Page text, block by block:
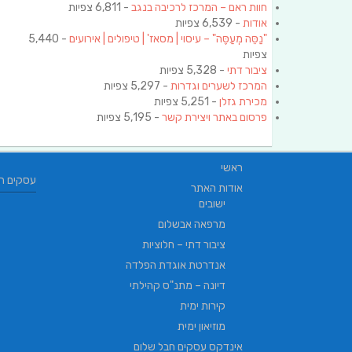
חוות ראם – המרכז לרכיבה בנגב - 6,811 צפיות
אודות - 6,539 צפיות
"נַסֵּה מְעַסֶּה" – עיסוי | מסאז' | טיפולים | אירועים
- 5,440
צפיות
ציבור דתי - 5,328 צפיות
המרכז לשערים וגדרות - 5,297 צפיות
מכירת גזלן - 5,251 צפיות
פרסום באתר ויצירת קשר - 5,195 צפיות
עסקים
ראשי
אודות האתר
ישובים
מרפאה אבשלום
ציבור דתי – חלוציות
אנדרטת אוגדת הפלדה
דיונה – מתנ"ס קהילתי
קירות ימית
מוזיאון ימית
אינדקס עסקים חבל שלום